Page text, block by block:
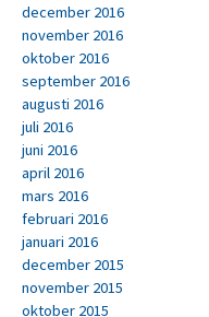
december 2016
november 2016
oktober 2016
september 2016
augusti 2016
juli 2016
juni 2016
april 2016
mars 2016
februari 2016
januari 2016
december 2015
november 2015
oktober 2015